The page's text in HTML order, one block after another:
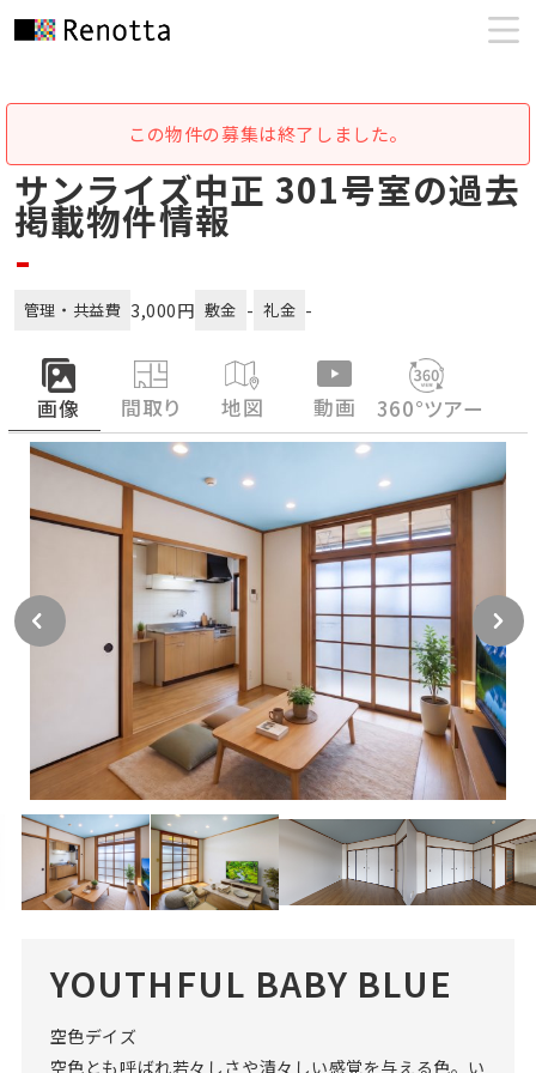
この物件の募集は終了しました。
サンライズ中正 301号室の過去
掲載物件情報
-
管理・共益費 3,000円 敷金 - 礼金 -
画像 間取り 地図 動画 360°ツアー
YOUTHFUL BABY BLUE
空色デイズ
空色とも呼ばれ若々しさや清々しい感覚を与える色。い